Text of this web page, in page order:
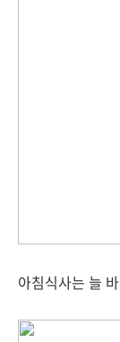
아침식사는 늘